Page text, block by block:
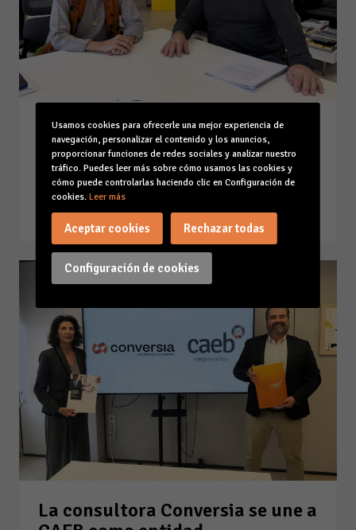
Carmen Planas recibe al nuevo
presidente de ASINEM, Franco
Mójer
26-01-26
Leer la noticia
La consultora Conversia se une a
Usamos cookies para ofrecerle una mejor experiencia de
navegación, personalizar el contenido y los anuncios,
proporcionar funciones de redes sociales y analizar nuestro
tráfico. Puedes leer más sobre cómo usamos las cookies y
cómo puede controlarlas haciendo clic en Configuración de
cookies. Leer más
Configuración de cookies
Aceptar cookies Rechazar todas